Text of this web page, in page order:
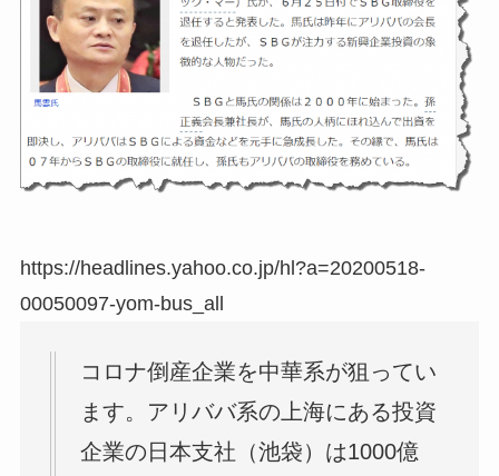
https://headlines.yahoo.co.jp/hl?a=20200518-
00050097-yom-bus_all
コロナ倒産企業を中華系が狙ってい
ます。アリババ系の上海にある投資
企業の日本支社（池袋）は1000億